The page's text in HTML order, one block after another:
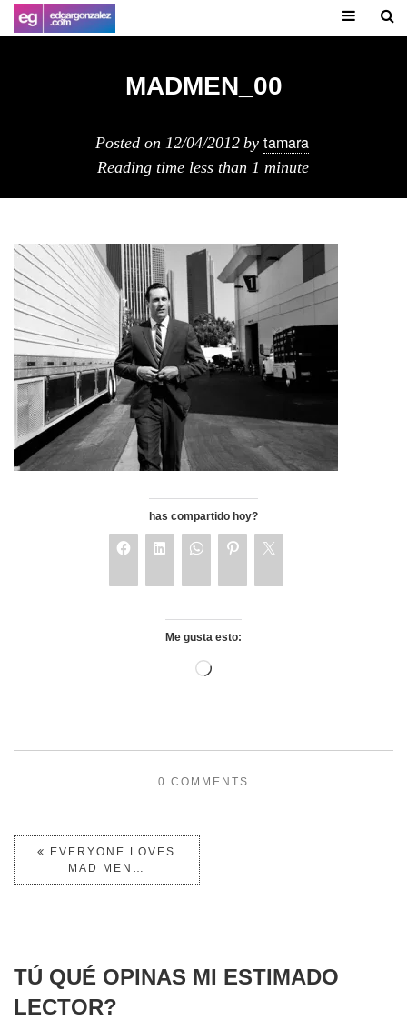
MADMEN_00
Posted on 12/04/2012 by tamara
Reading time less than 1 minute
has compartido hoy?
Me gusta esto:
0 COMMENTS
EVERYONE LOVES
MAD MEN…
TÚ QUÉ OPINAS MI ESTIMADO
LECTOR?